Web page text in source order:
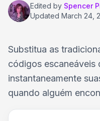
Edited by Spencer
Updated March 24,
Substitua as
códigos escaneáveis
instantaneamente
quando alguém